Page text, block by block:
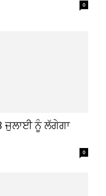
0
ਜੁਲਾਈ ਨੂੰ ਲੱਗੇਗਾ
0